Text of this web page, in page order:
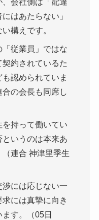
会社側は「配達
はあたらない」
構えです。
従業員」ではな
約されているた
認められていま
の会長も同席し
を持って働いてい
いうのは本来あ
連合 神津里季生
には応じない一
には真摯に向き
す。（05日